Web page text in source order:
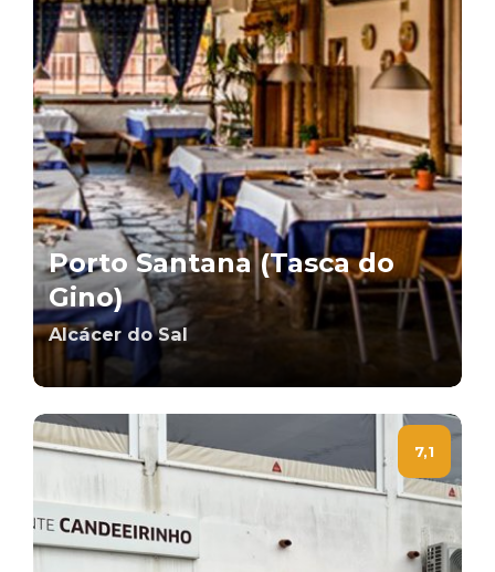
Porto Santana (Tasca do
Gino)
Alcácer do Sal
7,1